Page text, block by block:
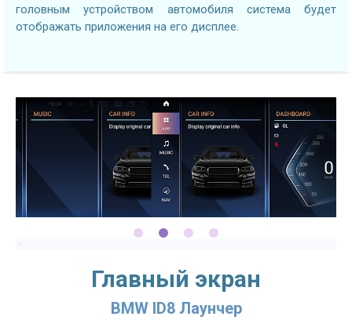
головным устройством автомобиля система будет
отображать приложения на его дисплее.
Главный экран
BMW ID8 Лаунчер